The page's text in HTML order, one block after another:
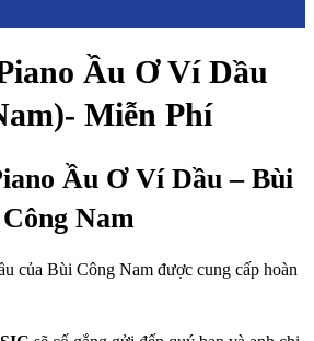
Ầu Ơ Ví Dầu
Miễn Phí
Ầu Ơ Ví Dầu – Bùi
Công Nam
của Bùi Công Nam được cung cấp hoàn